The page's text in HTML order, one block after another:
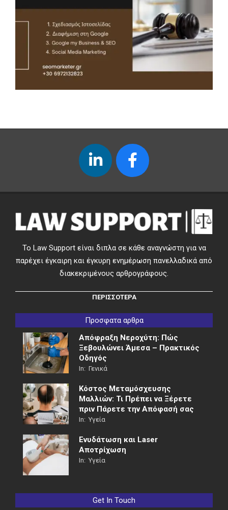
Το Law Support είναι διπλα σε κάθε αναγνώστη για να
παρέχει έγκαιρη και έγκυρη ενημέρωση πανελλαδικά από
διακεκριμένους αρθρογράφους.
ΠΕΡΙΣΣΟΤΕΡΑ
Προσφατα αρθρα
Απόφραξη Νεροχύτη: Πώς
Ξεβουλώνει Άμεσα – Πρακτικός
Οδηγός
In: Γενικά
Κόστος Μεταμόσχευσης
Μαλλιών: Τι Πρέπει να Ξέρετε
πριν Πάρετε την Απόφασή σας
In: Υγεία
Ενυδάτωση και Laser
Αποτρίχωση
In: Υγεία
Get In Touch